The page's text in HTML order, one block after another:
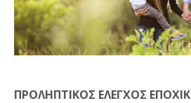
ΠΡΟΛΗΠΤΙΚΟΣ ΕΛΕΓΧΟΣ